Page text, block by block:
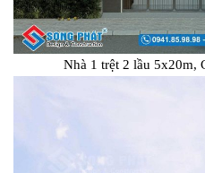
Nhà 1 trệt 2 lầu 5x20m,